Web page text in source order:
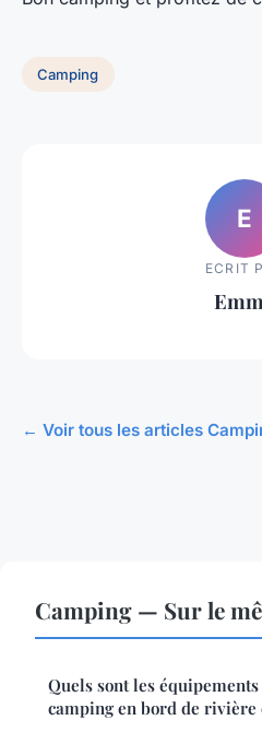
Camping
E
ECRIT
← Voir tous les articles
Camping — Sur le
Quels sont les
camping en bord de rivière